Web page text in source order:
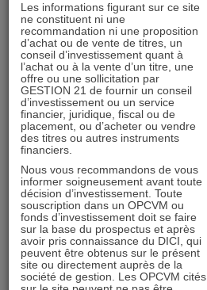
Les informations figurant sur ce site
ne constituent ni une
recommandation ni une proposition
d’achat ou de vente de titres, un
conseil d’investissement quant à
l’achat ou à la vente d’un titre, une
offre ou une sollicitation par
GESTION 21 de fournir un conseil
d’investissement ou un service
financier, juridique, fiscal ou de
placement, ou d’acheter ou vendre
des titres ou autres instruments
financiers.
Nous vous recommandons de vous
informer soigneusement avant toute
décision d’investissement. Toute
souscription dans un OPCVM ou
fonds d’investissement doit se faire
sur la base du prospectus et après
avoir pris connaissance du DICI, qui
peuvent être obtenus sur le présent
site ou directement auprès de la
société de gestion. Les OPCVM cités